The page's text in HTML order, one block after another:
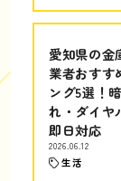
愛知県の金
業者おすす
ング5選！
れ・ダイヤ
即日対応
2026.06.12
生活